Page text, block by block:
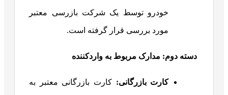
خودرو توسط یک شرکت بازرسی معتبر
مورد بررسی قرار گرفته است.
دسته دوم: مدارک مربوط به واردکننده
کارت بازرگانی: کارت بازرگانی معتبر به